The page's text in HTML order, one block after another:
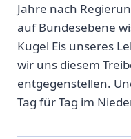
Jahre nach
auf Bundesebene
Kugel Eis unseres
wir uns diesem
entgegenstellen.
Tag für Tag im